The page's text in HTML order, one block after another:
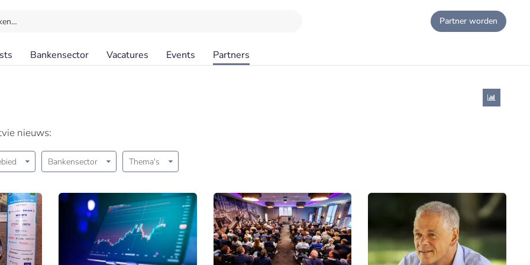
Partner worden
Bankensector Vacatures Events Partners
nieuws:
Bankensector Thema's